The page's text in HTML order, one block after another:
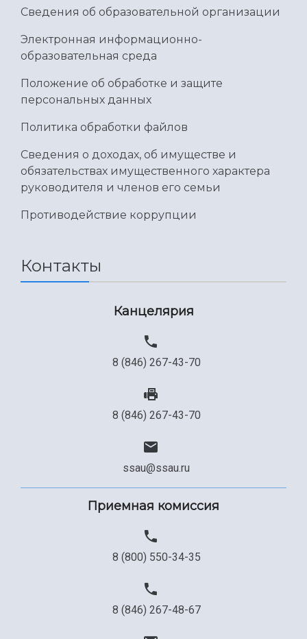
Умный дом бабочек
Сведения об образовательной организации
Официальные документы
Сведения об образовательной организации
Электронная информационно-
образовательная среда
Положение об обработке и защите
персональных данных
Политика обработки файлов
Сведения о доходах, об имуществе и
обязательствах имущественного характера
руководителя и членов его семьи
Противодействие коррупции
Контакты
Канцелярия
8 (846) 267-43-70
8 (846) 267-43-70
ssau@ssau.ru
Приемная комиссия
8 (800) 550-34-35
8 (846) 267-48-67